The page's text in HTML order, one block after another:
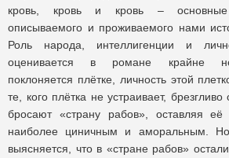
кровь, кровь и кровь – основные
описываемого и проживаемого нами
Роль народа, интеллигенции и
оценивается в романе крайне
поклоняется плётке, личность этой
те, кого плётка не устраивает,
бросают «страну рабов», оставляя
наиболее циничным и аморальным. Но
выясняется, что в «стране рабов»